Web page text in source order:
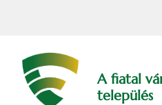
content
A fiatal
település